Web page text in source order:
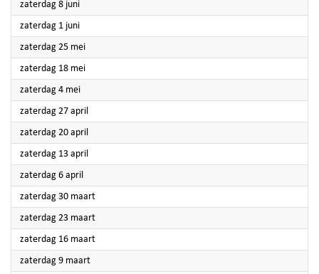
zaterdag 8 juni2024
zaterdag 1 juni2024
zaterdag 25 mei2024
zaterdag 18 mei2024
zaterdag 4 mei2024
zaterdag 27 april
zaterdag 20 april
zaterdag 13 april
zaterdag 6 april
zaterdag 30 maart2024
zaterdag 23 maart2024
zaterdag 16 maart2024
zaterdag 9 maart2024